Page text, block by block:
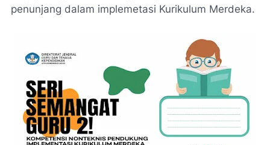
penunjang dalam implemetasi Kurikulum Merdeka.